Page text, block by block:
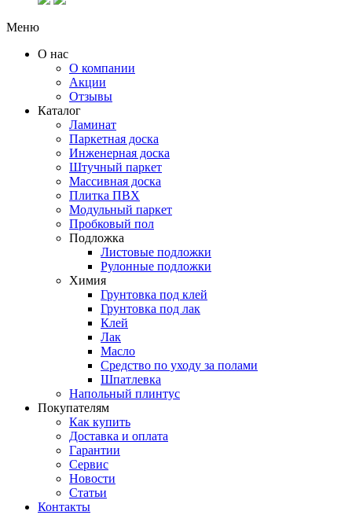
Меню
О нас
О компании
Акции
Отзывы
Каталог
Ламинат
Паркетная доска
Инженерная доска
Штучный паркет
Массивная доска
Плитка ПВХ
Модульный паркет
Пробковый пол
Подложка
Листовые подложки
Рулонные подложки
Химия
Грунтовка под клей
Грунтовка под лак
Клей
Лак
Масло
Средство по уходу за полами
Шпатлевка
Напольный плинтус
Покупателям
Как купить
Доставка и оплата
Гарантии
Сервис
Новости
Статьи
Контакты